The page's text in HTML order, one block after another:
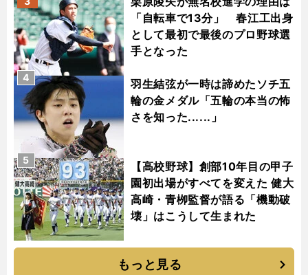
「自転車で13分」 春江工出身
として最初で最後のプロ野球選
手となった
羽生結弦が一時は諦めたソチ五
輪の金メダル「五輪の本当の怖
さを知った......」
4
【高校野球】創部10年目の甲子
園初出場がすべてを変えた 健大
高崎・青栁監督が語る「機動破
壊」はこうして生まれた
5
もっと見る